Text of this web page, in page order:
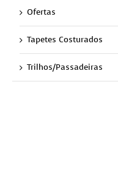
Ofertas
Tapetes Costurados
Trilhos/Passadeiras